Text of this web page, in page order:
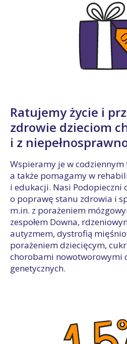
Ratujemy życie i
zdrowie dzieciom
i z
Wspieramy je w
a także pomagamy w
i edukacji. Nasi Podopieczni
o poprawę stanu zdrowia i
m.in. z porażeniem
zespołem Downa,
autyzmem, dystrofią
porażeniem dziecięcym,
chorobami nowotworowymi
genetycznych.